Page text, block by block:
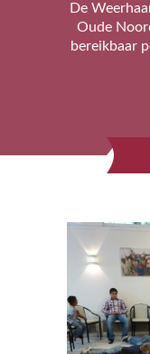
De
Oude
bereikbaar